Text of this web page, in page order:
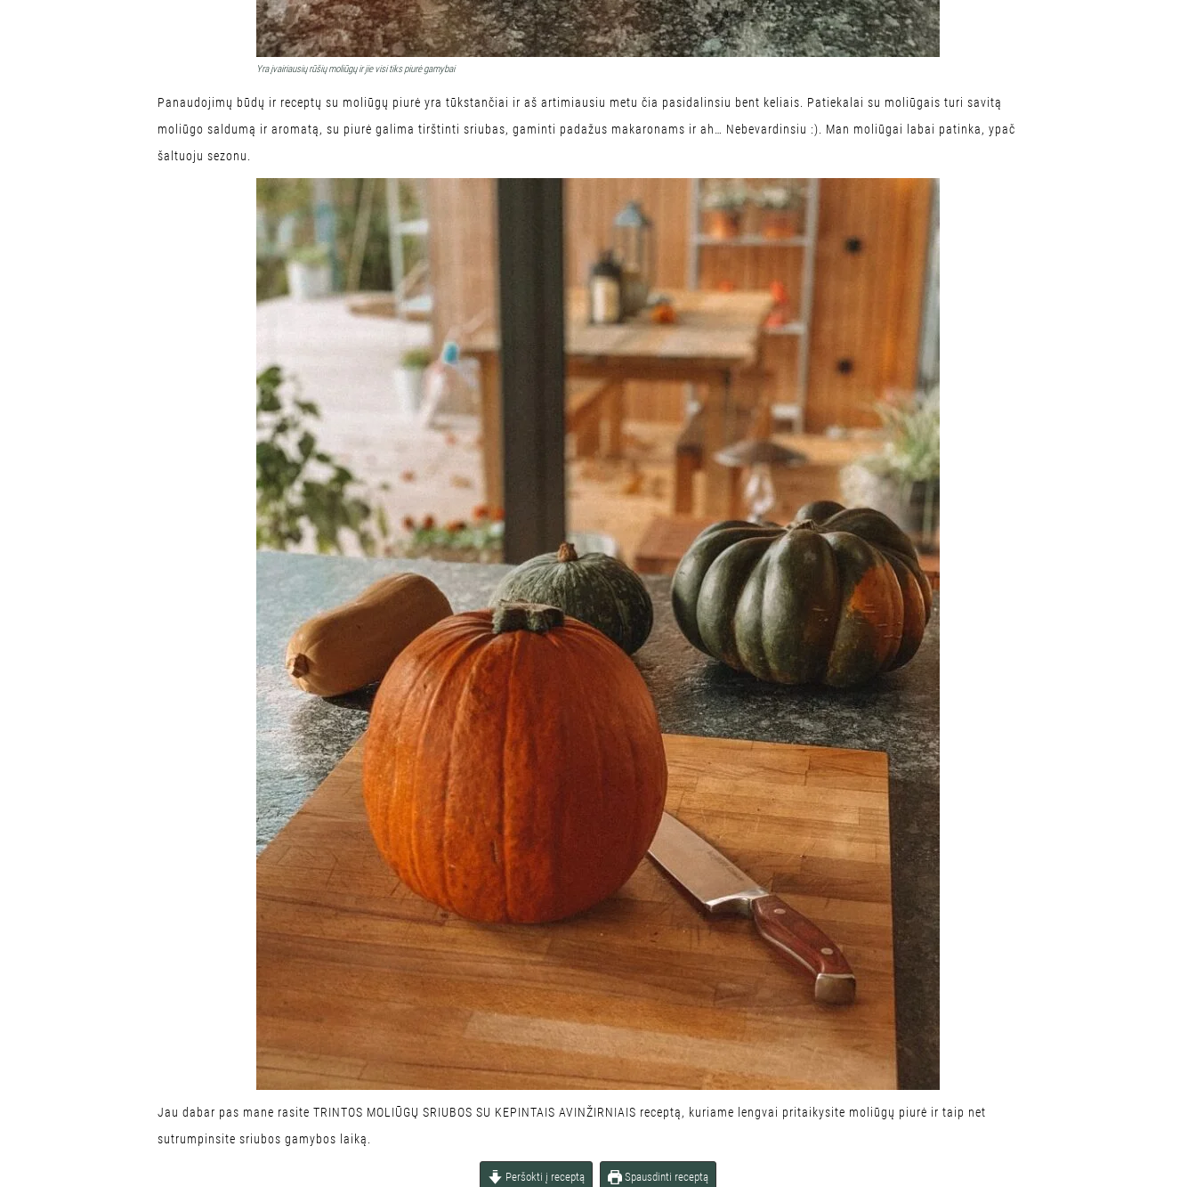
Yra įvairiausių rūšių moliūgų ir jie visi tiks piurė gamybai
Panaudojimų būdų ir receptų su moliūgų piurė yra tūkstančiai ir aš artimiausiu metu čia pasidalinsiu bent keliais. Patiekalai su moliūgais turi savitą
moliūgo saldumą ir aromatą, su piurė galima tirštinti sriubas, gaminti padažus makaronams ir ah… Nebevardinsiu :). Man moliūgai labai patinka, ypač
šaltuoju sezonu.
Jau dabar pas mane rasite TRINTOS MOLIŪGŲ SRIUBOS SU KEPINTAIS AVINŽIRNIAIS receptą, kuriame lengvai pritaikysite moliūgų piurė ir taip net
sutrumpinsite sriubos gamybos laiką.
Peršokti į receptą Spausdinti receptą